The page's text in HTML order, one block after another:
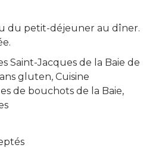
du petit-déjeuner au dîner.
Saint-Jacques de la Baie de
gluten, Cuisine
de bouchots de la Baie,